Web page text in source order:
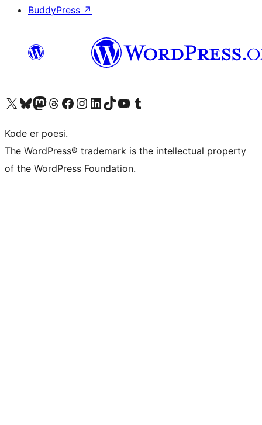
BuddyPress ↗
Besøg vores X (tidligere Twitter) konto
Besøg vores Bluesky-konto
Besøg vores Mastodon konto
Besøg vores Threads-konto
Besøg vores Facebook sideBesøg vores Instagram konto
Besøg vores LinkedIn konto
Besøg vores TikTok-konto
Besøg vores YouTube-kanalBesøg vores Tumblr-konto
Kode er poesi.
The WordPress® trademark is the intellectual property
of the WordPress Foundation.